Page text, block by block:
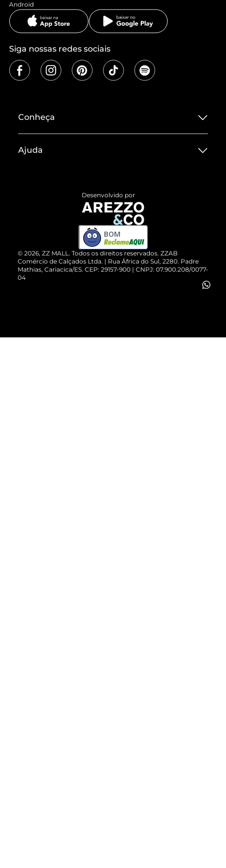
Android
Siga nossas redes sociais
Conheça
Termos de Uso
ZZ MALL é confiável
Cartão Presente
Vendas Corporativas
Ajuda
Devolução do Produto
Compre pelo WhatsApp
© 2026, ZZ MALL. Todos os direitos reservados. ZZAB
Comércio de Calçados Ltda. | Rua África do Sul, 2280. Padre
Mathias, Cariacica/ES. CEP: 29157-900 | CNPJ: 07.900.208/0077-
04
Desenvolvido por
BOM